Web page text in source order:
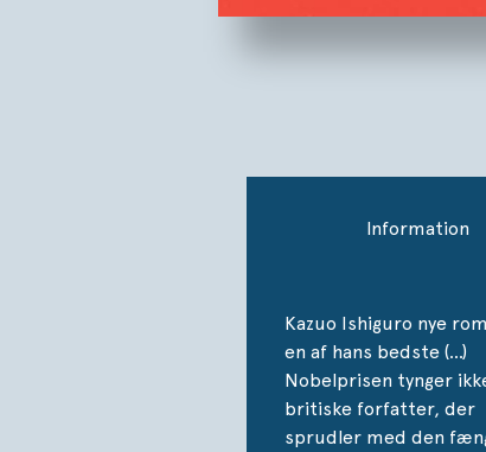
Information
Kazuo Ishiguro nye
en af hans bedste (…)
Nobelprisen tynger
britiske forfatter, der
sprudler med den